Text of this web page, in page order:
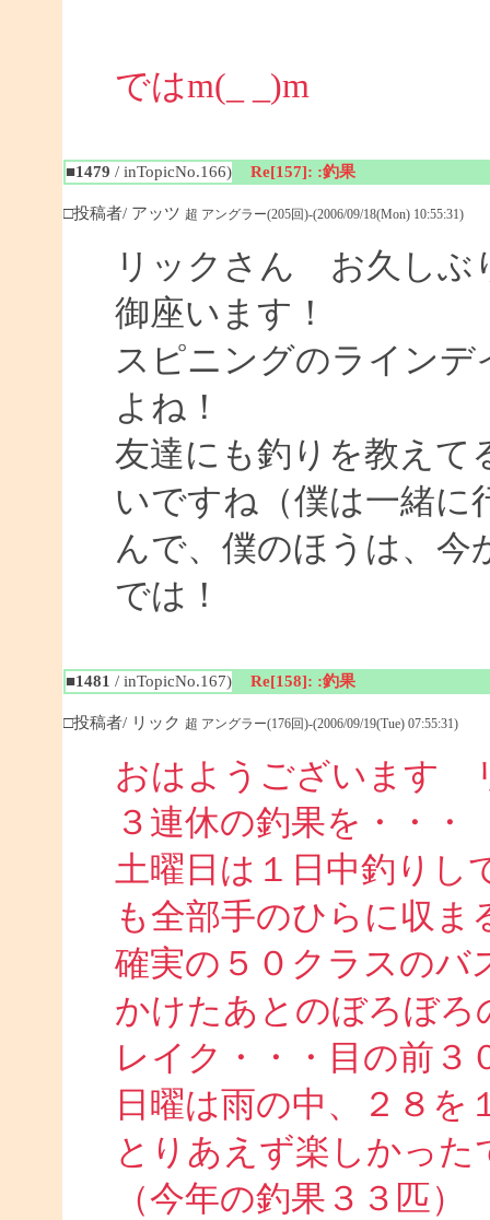
ではm(_ _)m
■1479 / inTopicNo.166) Re[157]: :釣果
□投稿者/ アッツ 超 アングラー(205回)-(2006/09/18(Mon) 10:55:31)
リックさん お久しぶ
御座います！
スピニングのライン
よね！
友達にも釣りを教えて
いですね（僕は一緒に
んで、僕のほうは、今
では！
■1481 / inTopicNo.167) Re[158]: :釣果
□投稿者/ リック 超 アングラー(176回)-(2006/09/19(Tue) 07:55:31)
おはようございます
３連休の釣果を・・・
土曜日は１日中釣りし
も全部手のひらに収ま
確実の５０クラスのバ
かけたあとのぼろぼ
レイク・・・目の前３
日曜は雨の中、２８を
とりあえず楽しかった
（今年の釣果３３匹）